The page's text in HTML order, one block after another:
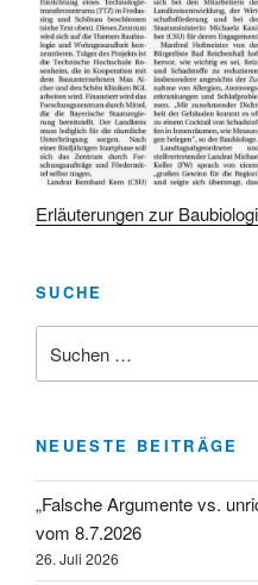
Erläuterungen zur
SUCHE
nach:
NEUESTE BEITRÄGE
„Falsche Argumente vs.
vom 8.7.2026
26. Juli 2026